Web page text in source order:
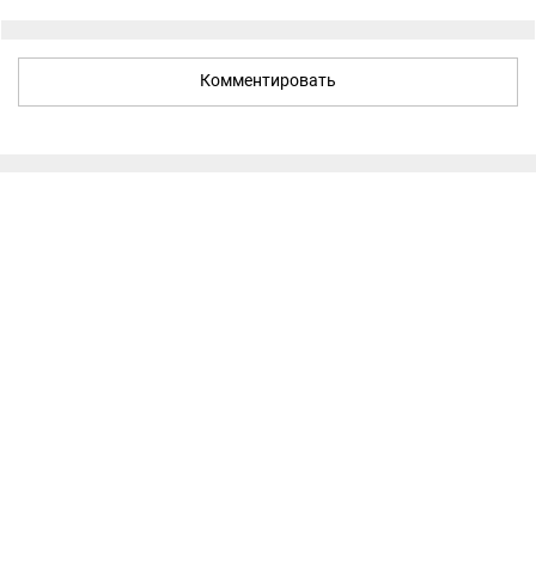
Комментировать